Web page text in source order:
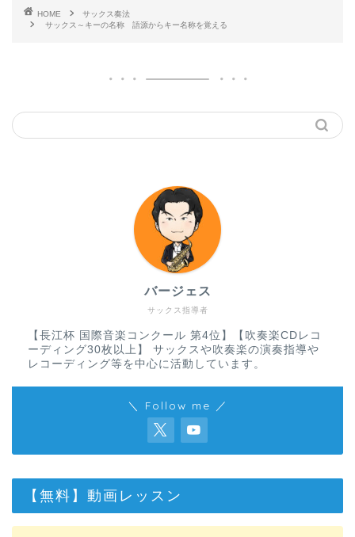
HOME
サックス奏法
サックス～キーの名称 語源からキー名称を覚える
サックス指導者
バージェス
【長江杯 国際音楽コンクール 第4位】【吹奏楽CDレコ
ーディング30枚以上】 サックスや吹奏楽の演奏指導や
レコーディング等を中心に活動しています。
＼ Follow me ／
【無料】動画レッスン